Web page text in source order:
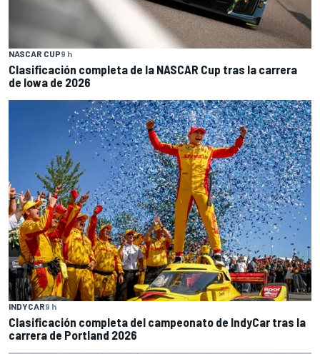
NASCAR CUP9 h
Clasificación completa de la NASCAR Cup tras la carrera
de Iowa de 2026
INDYCAR9 h
Clasificación completa del campeonato de IndyCar tras la
carrera de Portland 2026